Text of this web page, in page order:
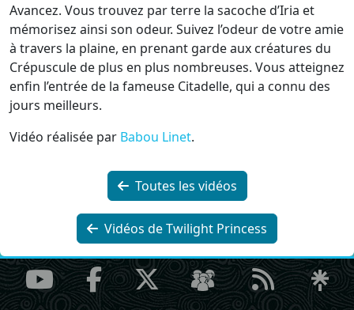
Avancez. Vous trouvez par terre la sacoche d’Iria et
mémorisez ainsi son odeur. Suivez l’odeur de votre amie
à travers la plaine, en prenant garde aux créatures du
Crépuscule de plus en plus nombreuses. Vous atteignez
enfin l’entrée de la fameuse Citadelle, qui a connu des
jours meilleurs.
Vidéo réalisée par Babou Linet.
Toutes les vidéos
Vidéos de Twilight Princess